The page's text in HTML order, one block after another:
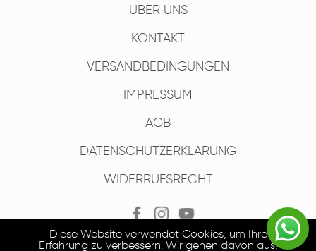
ÜBER UNS
KONTAKT
VERSANDBEDINGUNGEN
IMPRESSUM
AGB
DATENSCHUTZERKLÄRUNG
WIDERRUFSRECHT
Diese Website verwendet Cookies, um Ihre
Erfahrung zu verbessern. Wir gehen davon aus,